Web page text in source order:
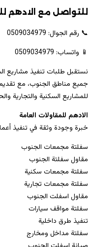
للتواصل مع الادهم
📞 رقم الجوال: 0509034979
📱 واتساب: 0509034979
نستقبل طلبات تنفيذ مشاريع
جميع مناطق الجنوب، مع تقديم
للمشاريع السكنية والتجارية
الادهم للمقاولات العامة
خبرة وجودة وثقة في تنفيذ
سفلتة مجمعات الجنوب
مقاول سفلتة الجنوب
سفلتة مجمعات سكنية
سفلتة مجمعات تجارية
مقاول اسفلت الجنوب
سفلتة مواقف سيارات
تنفيذ طرق داخلية
سفلتة مداخل ومخارج